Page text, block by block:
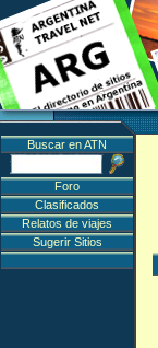
Buscar en ATN
Foro
Clasificados
Relatos de viajes
Sugerir Sitios